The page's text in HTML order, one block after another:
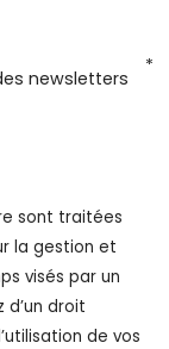
newsletters
*
sont traitées
la gestion et
visés par un
droit
de vos